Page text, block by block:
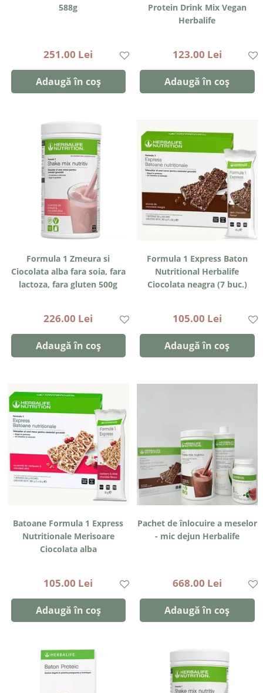
588g
251.00 Lei
Adaugă în coș
Protein Drink Mix Vegan
Herbalife
123.00 Lei
Adaugă în coș
Formula 1 Zmeura si
Ciocolata alba fara soia, fara
lactoza, fara gluten 500g
226.00 Lei
Adaugă în coș
Formula 1 Express Baton
Nutritional Herbalife
Ciocolata neagra (7 buc.)
105.00 Lei
Adaugă în coș
Batoane Formula 1 Express
Nutritionale Merisoare
Ciocolata alba
105.00 Lei
Adaugă în coș
Pachet de înlocuire a meselor
- mic dejun Herbalife
668.00 Lei
Adaugă în coș